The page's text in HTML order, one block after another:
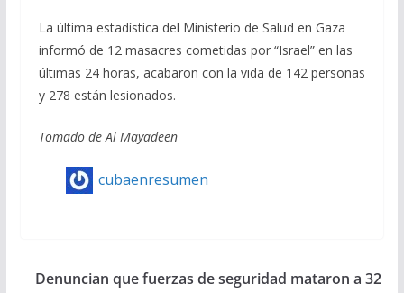
La última estadística del Ministerio de Salud en Gaza
informó de 12 masacres cometidas por “Israel” en las
últimas 24 horas, acabaron con la vida de 142 personas
y 278 están lesionados.
Tomado de Al Mayadeen
cubaenresumen
Denuncian que fuerzas de seguridad mataron a 32